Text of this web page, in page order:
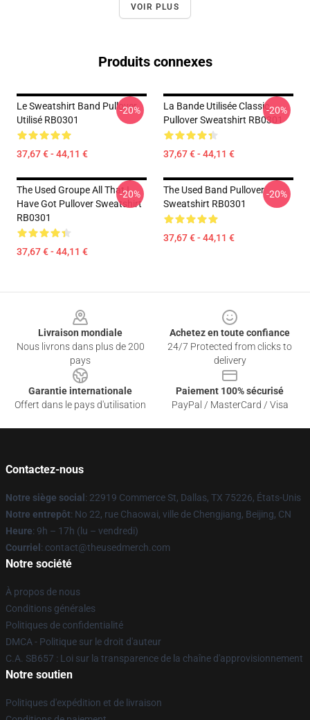
VOIR PLUS
Produits connexes
Le Sweatshirt Band Pullover
Utilisé RB0301
37,67 € - 44,11 €
-20%
La Bande Utilisée Classic
Pullover Sweatshirt RB0301
37,67 € - 44,11 €
-20%
The Used Groupe All That I
Have Got Pullover Sweatshirt
RB0301
37,67 € - 44,11 €
-20%
The Used Band Pullover
Sweatshirt RB0301
37,67 € - 44,11 €
-20%
Livraison mondiale
Nous livrons dans plus de 200
pays
Achetez en toute confiance
24/7 Protected from clicks to
delivery
Garantie internationale
Offert dans le pays d'utilisation
Paiement 100% sécurisé
PayPal / MasterCard / Visa
Contactez-nous
Notre siège social : 22919 Commerce St, Dallas, TX 75226, États-Unis
Notre entrepôt: No 22, rue Chaowai, ville de Chengjiang, Beijing, CN
Heure: 9h – 17h (lu – vendredi)
Courriel : contact@theusedmerch.com
Notre société
À propos de nous
Conditions générales
Politiques de confidentialité
DMCA - Politique sur le droit d'auteur
C.A. SB657 : Loi sur la transparence de la chaîne d'approvisionnement
Notre soutien
Politiques d'expédition et de livraison